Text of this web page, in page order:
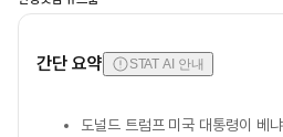
간단 요약 STAT AI 안내
도널드 트럼프 미국 대통령이 베